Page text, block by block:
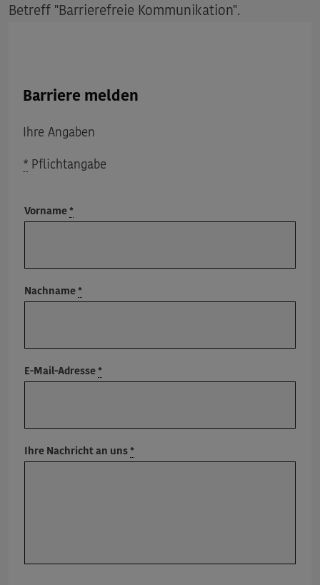
Betreff "Barrierefreie Kommunikation".
Barriere melden
Ihre Angaben
* Pflichtangabe
Vorname *
Nachname *
E-Mail-Adresse *
Ihre Nachricht an uns *